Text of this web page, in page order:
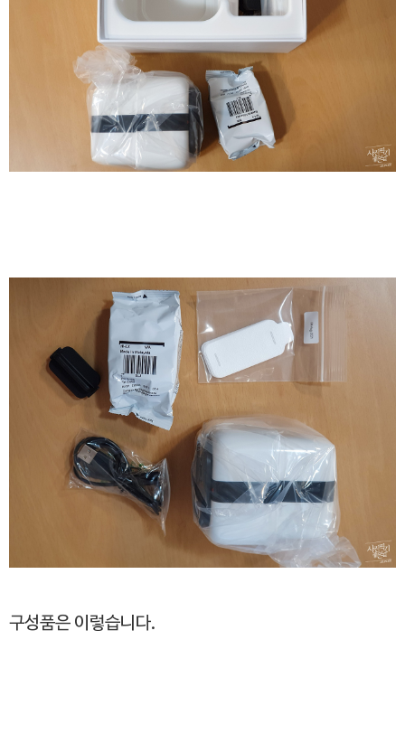
구성품은 이렇습니다.